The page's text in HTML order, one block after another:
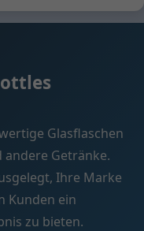
Glasflaschen
Getränke.
Ihre Marke
Kunden ein
zu bieten.